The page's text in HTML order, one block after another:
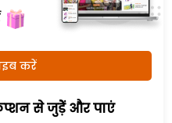
करें
से जुड़ेें और पाएं